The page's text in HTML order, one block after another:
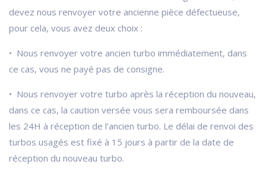
devez nous renvoyer votre ancienne pièce défectueuse,
pour cela, vous avez deux choix :
• Nous renvoyer votre ancien turbo immédiatement, dans
ce cas, vous ne payé pas de consigne.
• Nous renvoyer votre turbo après la réception du nouveau,
dans ce cas, la caution versée vous sera remboursée dans
les 24H à réception de l’ancien turbo. Le délai de renvoi des
turbos usagés est fixé à 15 jours à partir de la date de
réception du nouveau turbo.